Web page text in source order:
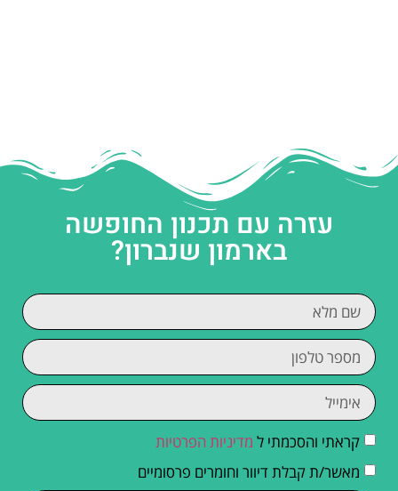
עזרה עם תכנון החופשה
בארמון שנברון?
קראתי והסכמתי ל מדיניות הפרטיות
מאשר/ת קבלת דיוור וחומרים פרסומיים